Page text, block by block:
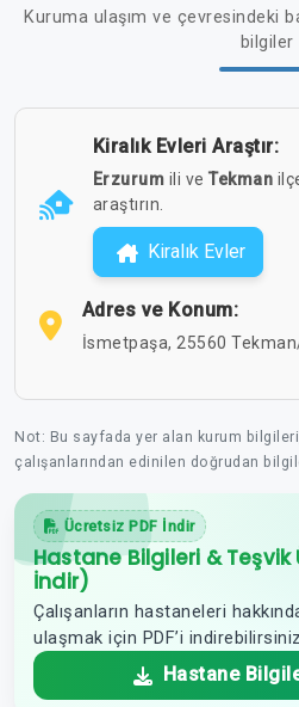
Kuruma ulaşım ve çevresindeki
bilgiler
Kiralık Evleri Araştır:
Erzurum ili ve Tekman
araştırın.
Kiralık Evler
Adres ve Konum:
İsmetpaşa, 25560
Not: Bu sayfada yer alan kurum
çalışanlarından edinilen doğrudan
Ücretsiz PDF İndir
Hastane Bilgileri & Teşvik
İndir)
Çalışanların hastaneleri
ulaşmak için PDF’i indirebilirsiniz.
Hastane